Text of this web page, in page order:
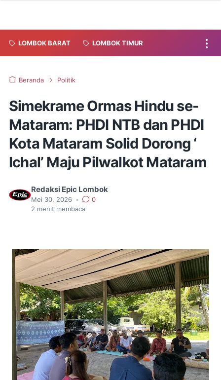
LOMBOK BARAT LOMBOK TIMUR
Beranda Politik
Simekrame Ormas Hindu se-
Mataram: PHDI NTB dan PHDI
Kota Mataram Solid Dorong ‘
Ichal’ Maju Pilwalkot Mataram
Redaksi Epic Lombok
Mei 30, 2026 •
0
2 menit membaca